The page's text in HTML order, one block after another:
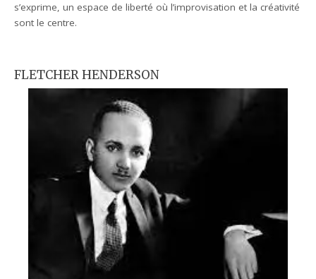
s’exprime, un espace de liberté où l’improvisation et la créativité
sont le centre.
FLETCHER HENDERSON